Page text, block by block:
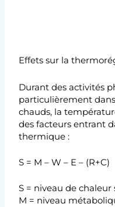
Effets sur la
Durant des activités
particulièrement
chauds, la
des facteurs entrant
thermique :
S = M – W – E – (R+C)
S = niveau de
M = niveau